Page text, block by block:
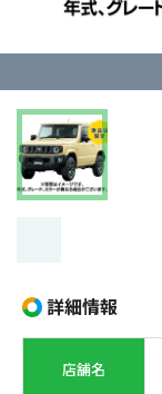
詳細情報
店舗名